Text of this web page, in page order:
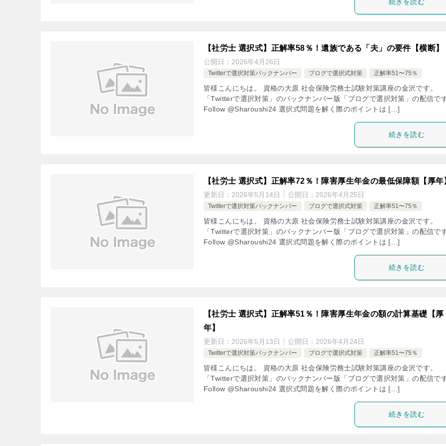
【社労士 選択式】正解率58％！遺族である「夫」の要件【横断】
公開日： 2026年4月26日
Twitterで選択対策バックナンバー ブログで選択式対策 正解率51〜75％
皆様こんにちは。 資格の大原 社会保険労務士試験対策講座の金沢です。
「Twitterで選択対策」のバックナンバー版「ブログで選択対策」の配信で
Follow @Sharoushi24 選択式問題を解く際のポイントは […]
続きを読む
【社労士 選択式】正解率72％！障害厚生年金の最低保障額【厚年
更新日： 2026年5月14日 公開日： 2026年4月25日
Twitterで選択対策バックナンバー ブログで選択式対策 正解率51〜75％
皆様こんにちは。 資格の大原 社会保険労務士試験対策講座の金沢です。
「Twitterで選択対策」のバックナンバー版「ブログで選択対策」の配信で
Follow @Sharoushi24 選択式問題を解く際のポイントは […]
続きを読む
【社労士 選択式】正解率51％！障害厚生年金の額の計算基礎【厚
年】
更新日： 2026年5月13日 公開日： 2026年4月24日
Twitterで選択対策バックナンバー ブログで選択式対策 正解率51〜75％
皆様こんにちは。 資格の大原 社会保険労務士試験対策講座の金沢です。
「Twitterで選択対策」のバックナンバー版「ブログで選択対策」の配信で
Follow @Sharoushi24 選択式問題を解く際のポイントは […]
続きを読む